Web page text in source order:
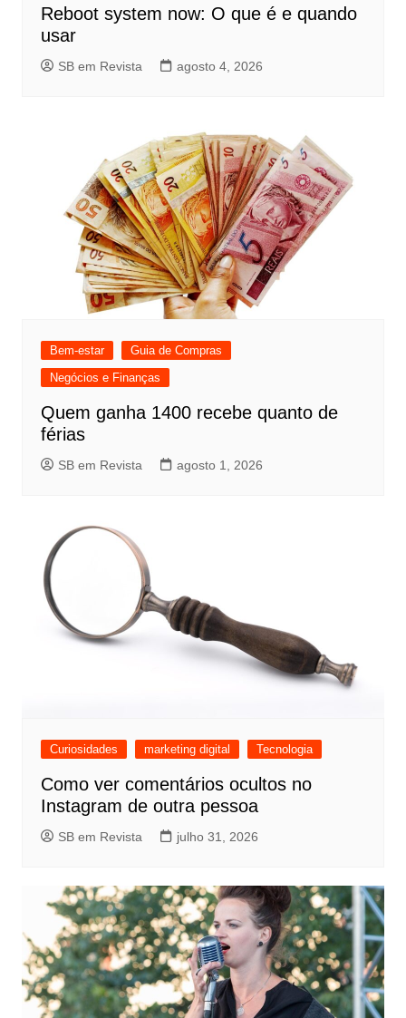
Reboot system now: O que é e quando
usar
SB em Revista agosto 4, 2026
Bem-estar
Guia de Compras
Negócios e Finanças
Quem ganha 1400 recebe quanto de
férias
SB em Revista agosto 1, 2026
Curiosidades marketing digital Tecnologia
Como ver comentários ocultos no
Instagram de outra pessoa
SB em Revista julho 31, 2026